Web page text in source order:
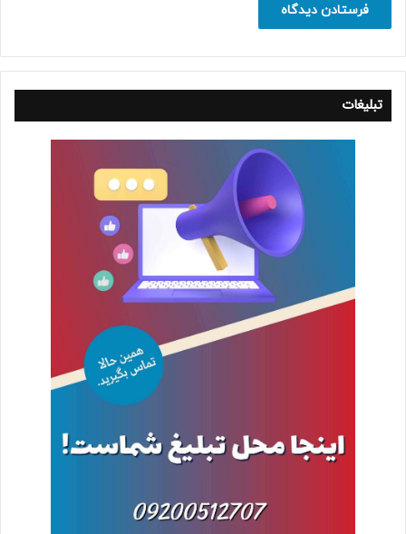
تبلیغات